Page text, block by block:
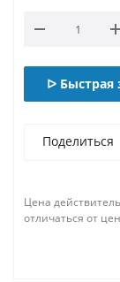
ᐅ Быстрая
Поделиться
Цена
отличаться от